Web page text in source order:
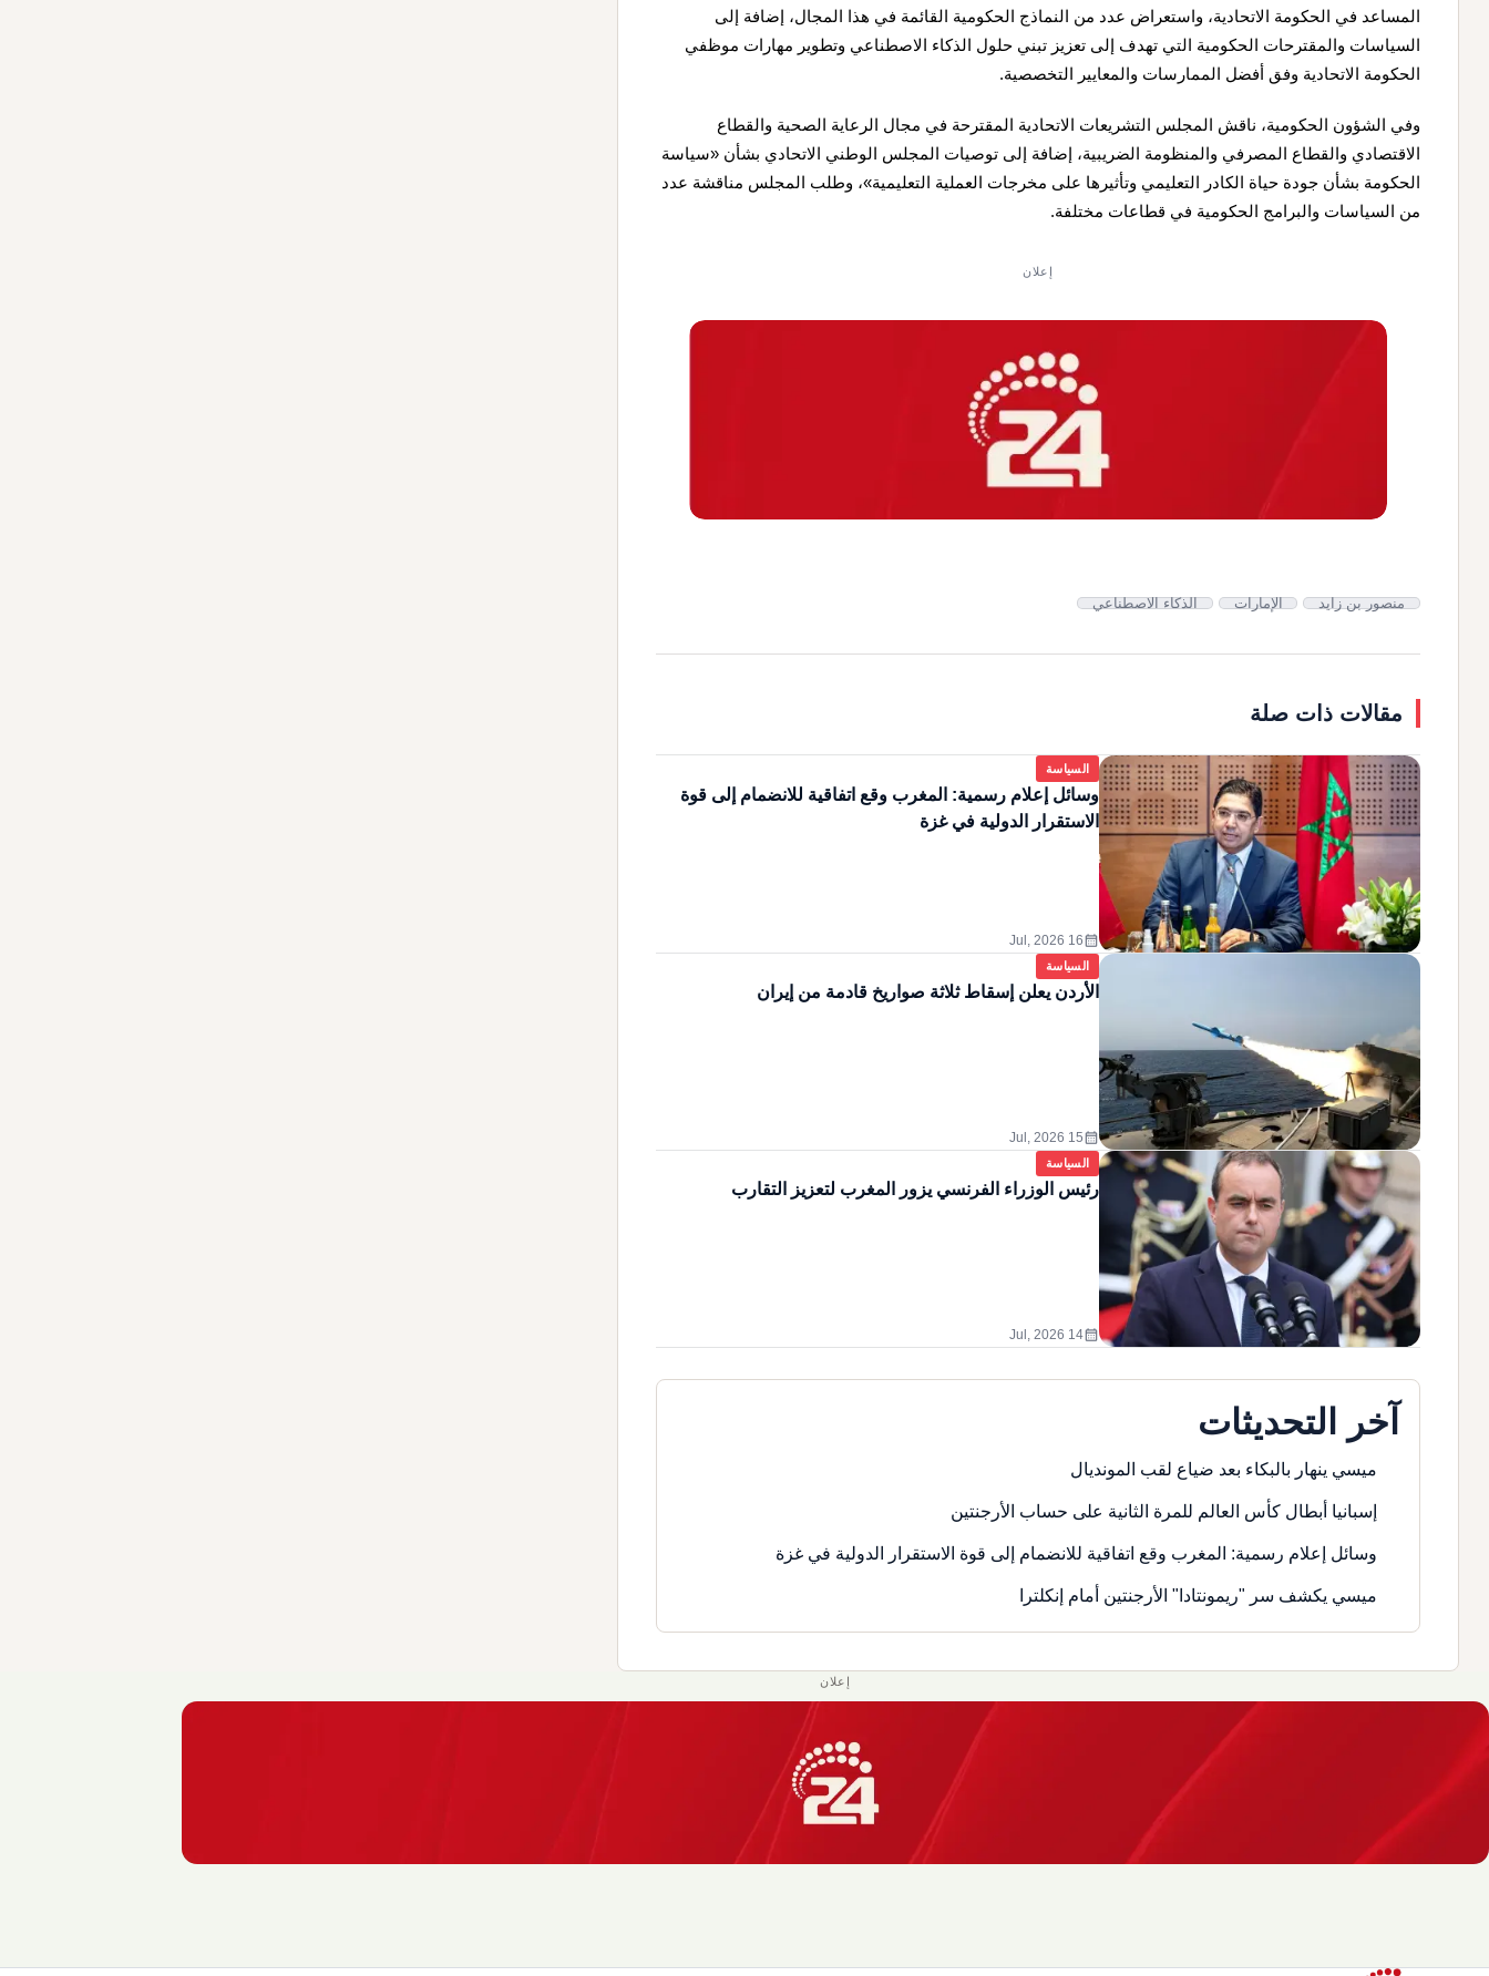
المساعد في الحكومة الاتحادية، واستعراض عدد من النماذج الحكومية القائمة في هذا المجال، إضافة إلى
السياسات والمقترحات الحكومية التي تهدف إلى تعزيز تبني حلول الذكاء الاصطناعي وتطوير مهارات موظفي
الحكومة الاتحادية وفق أفضل الممارسات والمعايير التخصصية.
وفي الشؤون الحكومية، ناقش المجلس التشريعات الاتحادية المقترحة في مجال الرعاية الصحية والقطاع
الاقتصادي والقطاع المصرفي والمنظومة الضريبية، إضافة إلى توصيات المجلس الوطني الاتحادي بشأن «سياسة
الحكومة بشأن جودة حياة الكادر التعليمي وتأثيرها على مخرجات العملية التعليمية»، وطلب المجلس مناقشة عدد
من السياسات والبرامج الحكومية في قطاعات مختلفة.
إعلان
منصور بن زايد الإمارات الذكاء الاصطناعي
مقالات ذات صلة
السياسة
وسائل إعلام رسمية: المغرب وقع اتفاقية للانضمام إلى قوة
الاستقرار الدولية في غزة
calendar_month
16 Jul, 2026
السياسة
الأردن يعلن إسقاط ثلاثة صواريخ قادمة من إيران
calendar_month
15 Jul, 2026
السياسة
رئيس الوزراء الفرنسي يزور المغرب لتعزيز التقارب
calendar_month
14 Jul, 2026
آخر التحديثات
ميسي ينهار بالبكاء بعد ضياع لقب المونديال
إسبانيا أبطال كأس العالم للمرة الثانية على حساب الأرجنتين
وسائل إعلام رسمية: المغرب وقع اتفاقية للانضمام إلى قوة الاستقرار الدولية في غزة
ميسي يكشف سر "ريمونتادا" الأرجنتين أمام إنكلترا
إعلان